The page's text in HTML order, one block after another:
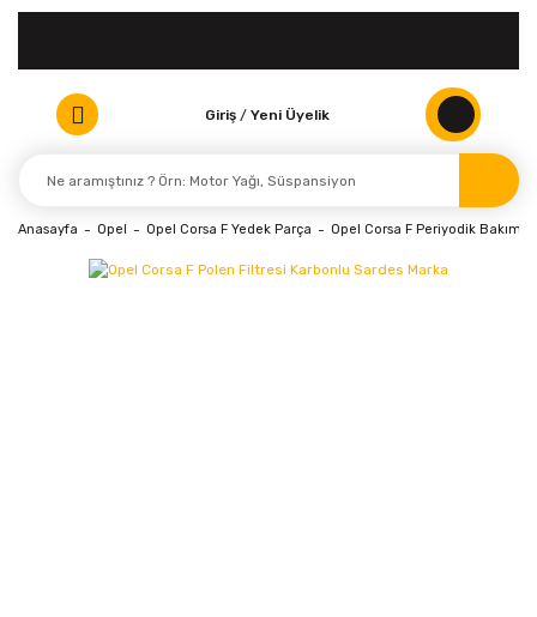
Giriş / Yeni Üyelik
Anasayfa Opel Opel Corsa F Yedek Parça Opel Corsa F Periyodik Bakım